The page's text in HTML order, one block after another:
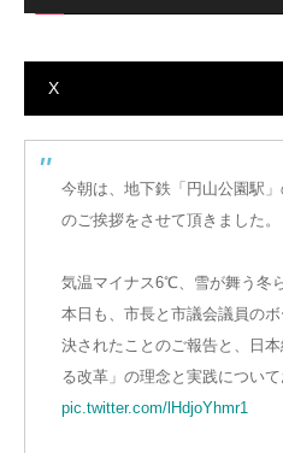
X
今朝は、地下鉄「円山公園駅
のご挨拶をさせて頂きました。
気温マイナス6℃、雪が舞う冬
本日も、市長と市議会議員の
決されたことのご報告と、日
る改革」の理念と実践につい
pic.twitter.com/lHdjoYhmr1